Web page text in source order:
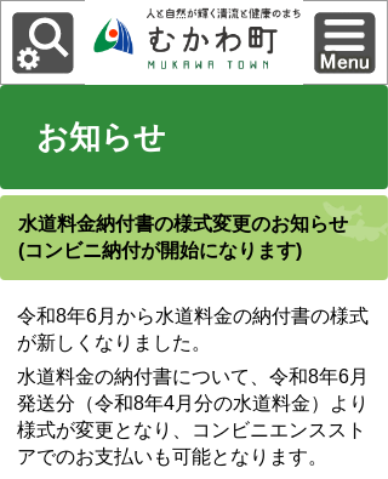
お知らせ
水道料金納付書の様式変更のお知らせ
(コンビニ納付が開始になります)
令和8年6月から水道料金の納付書の様式
が新しくなりました。
水道料金の納付書について、令和8年6月
発送分（令和8年4月分の水道料金）より
様式が変更となり、コンビニエンススト
アでのお支払いも可能となります。